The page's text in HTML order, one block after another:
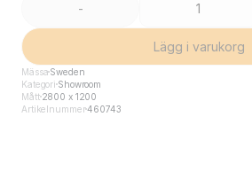
-
Lägg i varukorg
Mässa Sweden
Kategori Showroom
Mått2800 x 1200
Artikelnummer460743